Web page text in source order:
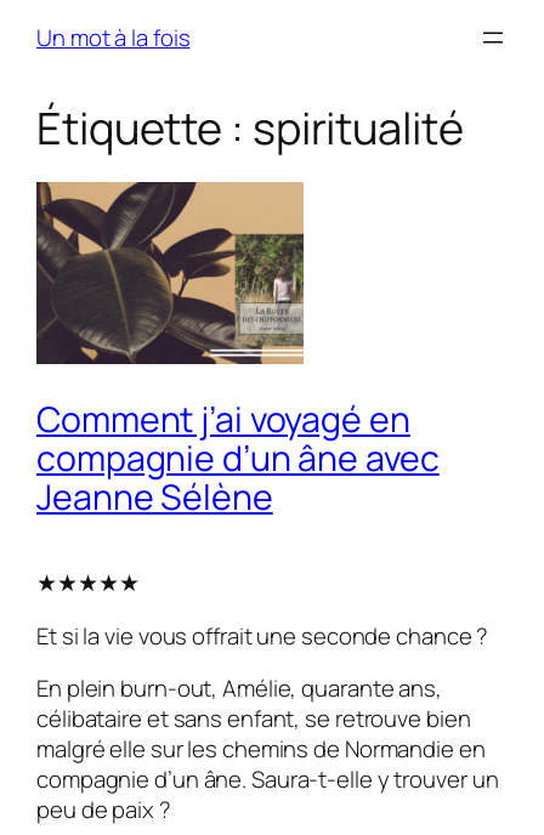
Un mot à la fois
Étiquette : spiritualité
Comment j’ai voyagé en
compagnie d’un âne avec
Jeanne Sélène
★★★★★
Et si la vie vous offrait une seconde chance ?
En plein burn-out, Amélie, quarante ans,
célibataire et sans enfant, se retrouve bien
malgré elle sur les chemins de Normandie en
compagnie d’un âne. Saura-t-elle y trouver un
peu de paix ?